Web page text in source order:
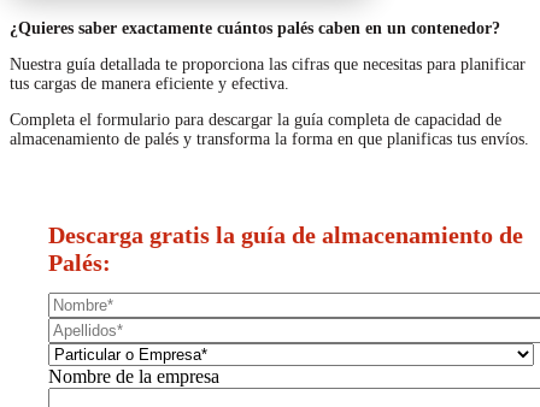
¿Quieres saber exactamente cuántos palés caben en un contenedor?
Nuestra guía detallada te proporciona las cifras que necesitas para planificar
tus cargas de manera eficiente y efectiva.
Completa el formulario para descargar la guía completa de capacidad de
almacenamiento de palés y transforma la forma en que planificas tus envíos.
Descarga gratis la guía de almacenamiento de
Palés:
Nombre de la empresa